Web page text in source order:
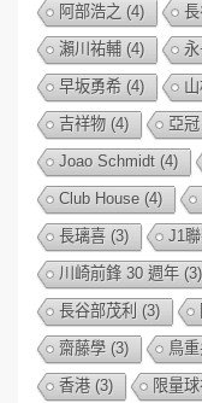
阿部浩之 (4)
瀨川祐輔 (4)
早坂勇希 (4)
吉祥物 (4) 亞冠
Joao Schmidt (4)
Club House (4)
長璃喜 (3) J1
川崎前鋒 30 週年 (3)
長谷部茂利 (3)
齋藤學 (3) 鳥
香港 (3) 限量